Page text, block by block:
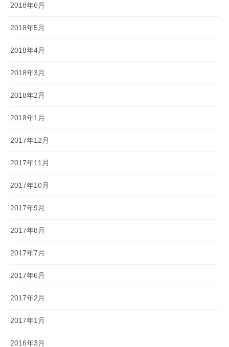
2018年6月
2018年5月
2018年4月
2018年3月
2018年2月
2018年1月
2017年12月
2017年11月
2017年10月
2017年9月
2017年8月
2017年7月
2017年6月
2017年2月
2017年1月
2016年3月